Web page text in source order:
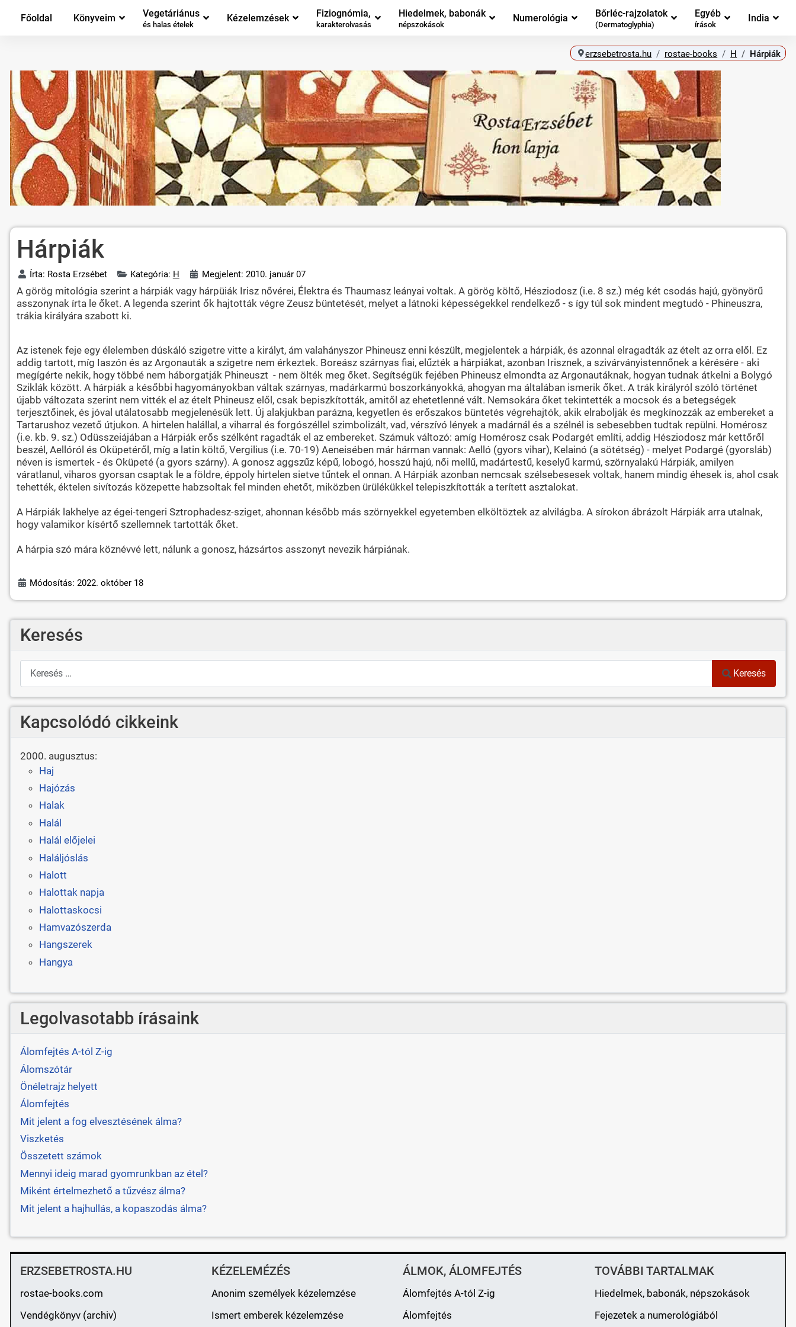
Főoldal Könyveim Vegetáriánus
és halas ételek
Kézelemzések Fiziognómia,
karakterolvasás
Hiedelmek, babonák
népszokások
Numerológia Bőrléc-rajzolatok
(Dermatoglyphia)
Egyéb
írások
India
erzsebetrosta.hu rostae-books H Hárpiák
Hárpiák
Írta: Rosta Erzsébet Kategória: H Megjelent: 2010. január 07
A görög mitológia szerint a hárpiák vagy hárpüiák Irisz nővérei, Élektra és Thaumasz leányai voltak. A görög költő, Hésziodosz (i.e. 8 sz.) még két csodás hajú, gyönyörű
asszonynak írta le őket. A legenda szerint ők hajtották végre Zeusz büntetését, melyet a látnoki képességekkel rendelkező - s így túl sok mindent megtudó - Phineuszra,
trákia királyára szabott ki.
Az istenek feje egy élelemben dúskáló szigetre vitte a királyt, ám valahányszor Phineusz enni készült, megjelentek a hárpiák, és azonnal elragadták az ételt az orra elől. Ez
addig tartott, míg Iaszón és az Argonauták a szigetre nem érkeztek. Boreász szárnyas fiai, elűzték a hárpiákat, azonban Irisznek, a szivárványistennőnek a kérésére - aki
megígérte nekik, hogy többé nem háborgatják Phineuszt - nem ölték meg őket. Segítségük fejében Phineusz elmondta az Argonautáknak, hogyan tudnak átkelni a Bolygó
Sziklák között. A hárpiák a későbbi hagyományokban váltak szárnyas, madárkarmú boszorkányokká, ahogyan ma általában ismerik őket. A trák királyról szóló történet
újabb változata szerint nem vitték el az ételt Phineusz elől, csak bepiszkították, amitől az ehetetlenné vált. Nemsokára őket tekintették a mocsok és a betegségek
terjesztőinek, és jóval utálatosabb megjelenésük lett. Új alakjukban parázna, kegyetlen és erőszakos büntetés végrehajtók, akik elrabolják és megkínozzák az embereket a
Tartarushoz vezető útjukon. A hirtelen halállal, a viharral és forgószéllel szimbolizált, vad, vérszívó lények a madárnál és a szélnél is sebesebben tudtak repülni. Homérosz
(i.e. kb. 9. sz.) Odüsszeiájában a Hárpiák erős szélként ragadták el az embereket. Számuk változó: amíg Homérosz csak Podargét említi, addig Hésziodosz már kettőről
beszél, Aellóról és Oküpetéről, míg a latin költő, Vergilius (i.e. 70-19) Aeneisében már hárman vannak: Aelló (gyors vihar), Kelainó (a sötétség) - melyet Podargé (gyorsláb)
néven is ismertek - és Oküpeté (a gyors szárny). A gonosz aggszűz képű, lobogó, hosszú hajú, női mellű, madártestű, keselyű karmú, szörnyalakú Hárpiák, amilyen
váratlanul, viharos gyorsan csaptak le a földre, éppoly hirtelen sietve tűntek el onnan. A Hárpiák azonban nemcsak szélsebesesek voltak, hanem mindig éhesek is, ahol csak
tehették, éktelen sivítozás közepette habzsoltak fel minden ehetőt, miközben ürülékükkel telepiszkították a terített asztalokat.
A Hárpiák lakhelye az égei-tengeri Sztrophadesz-sziget, ahonnan később más szörnyekkel egyetemben elköltöztek az alvilágba. A sírokon ábrázolt Hárpiák arra utalnak,
hogy valamikor kísértő szellemnek tartották őket.
A hárpia szó mára köznévvé lett, nálunk a gonosz, házsártos asszonyt nevezik hárpiának.
Módosítás: 2022. október 18
Keresés
Keresés
Keresés
Kapcsolódó cikkeink
2000. augusztus:
Haj
Hajózás
Halak
Halál
Halál előjelei
Haláljóslás
Halott
Halottak napja
Halottaskocsi
Hamvazószerda
Hangszerek
Hangya
Legolvasotabb írásaink
Álomfejtés A-tól Z-ig
Álomszótár
Önéletrajz helyett
Álomfejtés
Mit jelent a fog elvesztésének álma?
Viszketés
Összetett számok
Mennyi ideig marad gyomrunkban az étel?
Miként értelmezhető a tűzvész álma?
Mit jelent a hajhullás, a kopaszodás álma?
ERZSEBETROSTA.HU
rostae-books.com
Vendégkönyv (archiv)
KÉZELEMÉZÉS
Anonim személyek kézelemzése
Ismert emberek kézelemzése
ÁLMOK, ÁLOMFEJTÉS
Álomfejtés A-tól Z-ig
Álomfejtés
TOVÁBBI TARTALMAK
Hiedelmek, babonák, népszokások
Fejezetek a numerológiából